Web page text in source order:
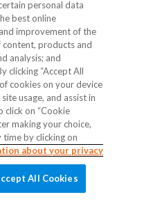
Oppussing av bad
personal data
best online
improvement of the
products and
analysis; and
clicking “Accept All
cookies on your device
usage, and assist in
click on “Cookie
making your choice,
time by clicking on
about your privacy
All Cookies